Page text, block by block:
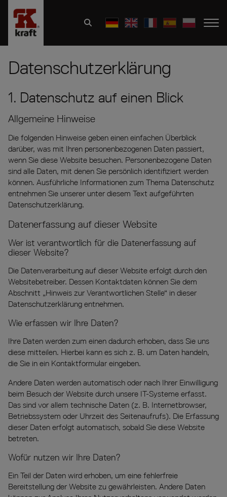
Datenschutz­erklärung
1. Datenschutz auf einen Blick
Allgemeine Hinweise
Die folgenden Hinweise geben einen einfachen Überblick
darüber, was mit Ihren personenbezogenen Daten passiert,
wenn Sie diese Website besuchen. Personenbezogene Daten
sind alle Daten, mit denen Sie persönlich identifiziert werden
können. Ausführliche Informationen zum Thema Datenschutz
entnehmen Sie unserer unter diesem Text aufgeführten
Datenschutzerklärung.
Datenerfassung auf dieser Website
Wer ist verantwortlich für die Datenerfassung auf
dieser Website?
Die Datenverarbeitung auf dieser Website erfolgt durch den
Websitebetreiber. Dessen Kontaktdaten können Sie dem
Abschnitt „Hinweis zur Verantwortlichen Stelle“ in dieser
Datenschutzerklärung entnehmen.
Wie erfassen wir Ihre Daten?
Ihre Daten werden zum einen dadurch erhoben, dass Sie uns
diese mitteilen. Hierbei kann es sich z. B. um Daten handeln,
die Sie in ein Kontaktformular eingeben.
Andere Daten werden automatisch oder nach Ihrer Einwilligung
beim Besuch der Website durch unsere IT-Systeme erfasst.
Das sind vor allem technische Daten (z. B. Internetbrowser,
Betriebssystem oder Uhrzeit des Seitenaufrufs). Die Erfassung
dieser Daten erfolgt automatisch, sobald Sie diese Website
betreten.
Wofür nutzen wir Ihre Daten?
Ein Teil der Daten wird erhoben, um eine fehlerfreie
Bereitstellung der Website zu gewährleisten. Andere Daten